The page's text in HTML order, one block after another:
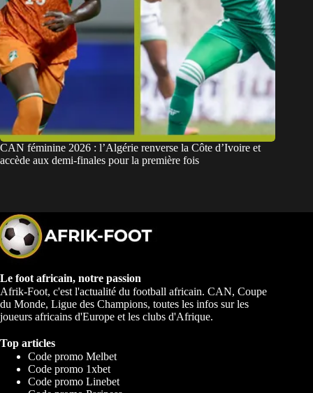
CAN féminine 2026 : l’Algérie renverse la Côte d’Ivoire et
accède aux demi-finales pour la première fois
Le foot africain, notre passion
Afrik-Foot, c'est l'actualité du football africain. CAN, Coupe
du Monde, Ligue des Champions, toutes les infos sur les
joueurs africains d'Europe et les clubs d'Afrique.
Top articles
Code promo Melbet
Code promo 1xbet
Code promo Linebet